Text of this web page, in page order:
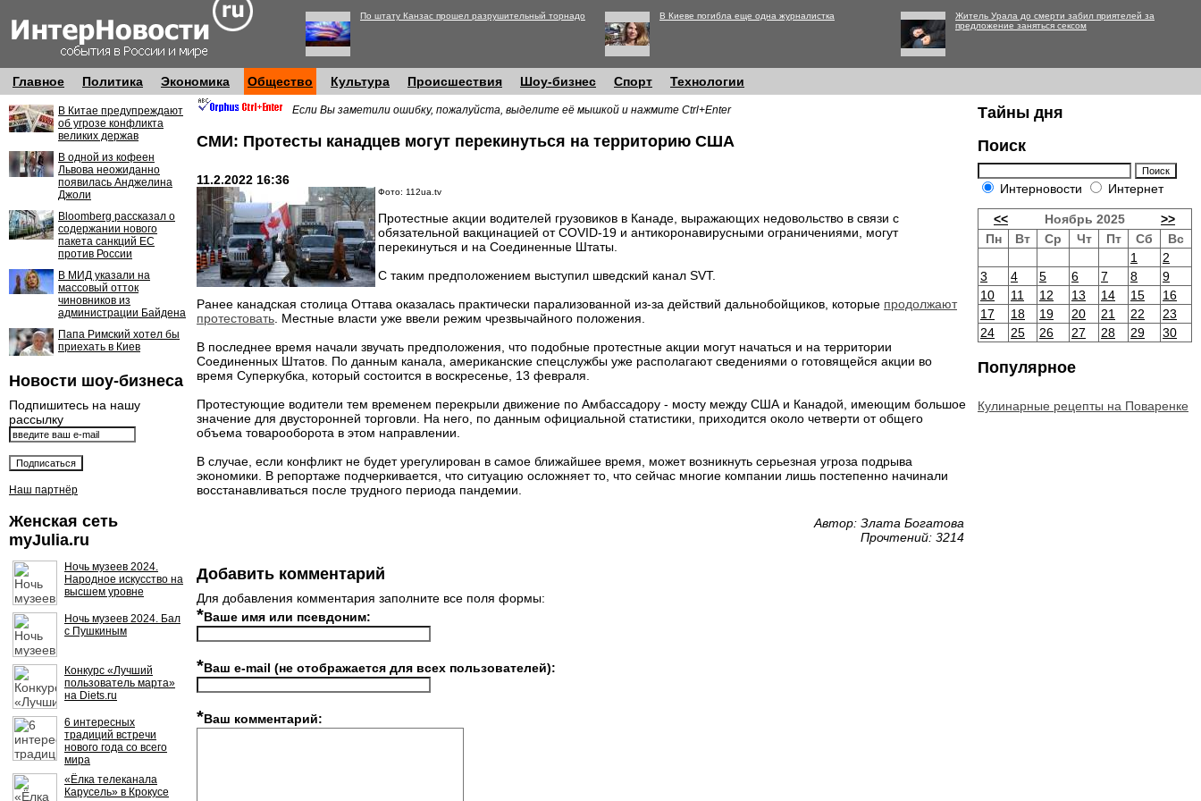
По штату Канзас прошел разрушительный торнадо В Киеве погибла еще одна журналистка
Житель Урала до смерти забил приятелей за
предложение заняться сексом
Главное Политика Экономика Общество Культура Происшествия Шоу-бизнес Спорт Технологии
В Китае предупреждают
об угрозе конфликта
великих держав
В одной из кофеен
Львова неожиданно
появилась Анджелина
Джоли
Bloomberg рассказал о
содержании нового
пакета санкций ЕС
против России
В МИД указали на
массовый отток
чиновников из
администрации Байдена
Папа Римский хотел бы
приехать в Киев
Новости шоу-бизнеса
Подпишитесь на нашу
рассылку
Наш партнёр
Женская сеть
myJulia.ru
Ночь музеев 2024.
Народное искусство на
высшем уровне
Ночь музеев 2024. Бал
с Пушкиным
Конкурс «Лучший
пользователь марта»
на Diets.ru
6 интересных
традиций встречи
нового года со всего
мира
«Ёлка телеканала
Карусель» в Крокусе
Если Вы заметили ошибку, пожалуйста, выделите её мышкой и нажмите Ctrl+Enter
СМИ: Протесты канадцев могут перекинуться на территорию США
11.2.2022 16:36
Фото: 112ua.tv
Протестные акции водителей грузовиков в Канаде, выражающих недовольство в связи с
обязательной вакцинацией от COVID-19 и антикоронавирусными ограничениями, могут
перекинуться и на Соединенные Штаты.
С таким предположением выступил шведский канал SVT.
Ранее канадская столица Оттава оказалась практически парализованной из-за действий дальнобойщиков, которые продолжают
протестовать . Местные власти уже ввели режим чрезвычайного положения.
В последнее время начали звучать предположения, что подобные протестные акции могут начаться и на территории
Соединенных Штатов. По данным канала, американские спецслужбы уже располагают сведениями о готовящейся акции во
время Суперкубка, который состоится в воскресенье, 13 февраля.
Протестующие водители тем временем перекрыли движение по Амбассадору - мосту между США и Канадой, имеющим большое
значение для двусторонней торговли. На него, по данным официальной статистики, приходится около четверти от общего
объема товарооборота в этом направлении.
В случае, если конфликт не будет урегулирован в самое ближайшее время, может возникнуть серьезная угроза подрыва
экономики. В репортаже подчеркивается, что ситуацию осложняет то, что сейчас многие компании лишь постепенно начинали
восстанавливаться после трудного периода пандемии.
Автор: Злата Богатова
Прочтений: 3214
Добавить комментарий
Для добавления комментария заполните все поля формы:
*Ваше имя или псевдоним:
*Ваш e-mail (не отображается для всех пользователей):
*Ваш комментарий:
Тайны дня
Поиск
Интерновости Интернет
<< Ноябрь 2025
>>
Пн
Вт Ср Чт Пт Сб
Вс
1
2
3
4 5 6 7 8
9
10
11 12 13 14 15
16
17
18 19 20 21 22
23
24
25 26 27 28 29 30
Популярное
Кулинарные рецепты на Поваренке